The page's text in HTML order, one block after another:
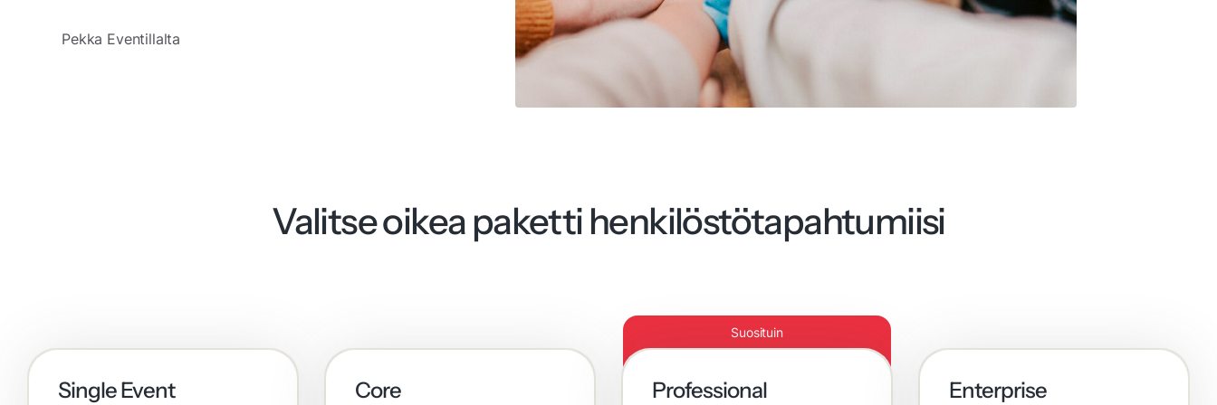
Pekka Eventillalta
Valitse oikea paketti henkilöstötapahtumiisi
Single Event Core
Suosituin
Professional Enterprise